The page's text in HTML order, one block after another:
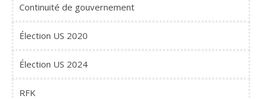
Continuité de gouvernement
Élection US 2020
Élection US 2024
RFK